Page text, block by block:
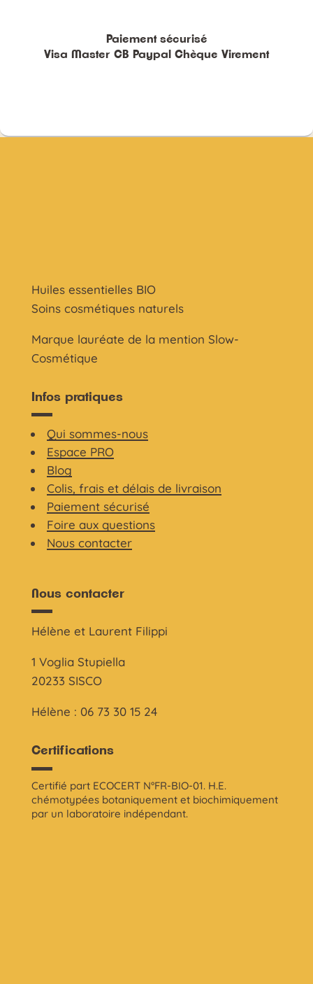
Paiement sécurisé
Visa Master CB Paypal Chèque Virement
Huiles essentielles BIO
Soins cosmétiques naturels
Marque lauréate de la mention Slow-
Cosmétique
Infos pratiques
Qui sommes-nous
Espace PRO
Blog
Colis, frais et délais de livraison
Paiement sécurisé
Foire aux questions
Nous contacter
Nous contacter
Hélène et Laurent Filippi
1 Voglia Stupiella
20233 SISCO
Hélène : 06 73 30 15 24
Certifications
Certifié part ECOCERT N°FR-BIO-01. H.E.
chémotypées botaniquement et biochimiquement
par un laboratoire indépendant.